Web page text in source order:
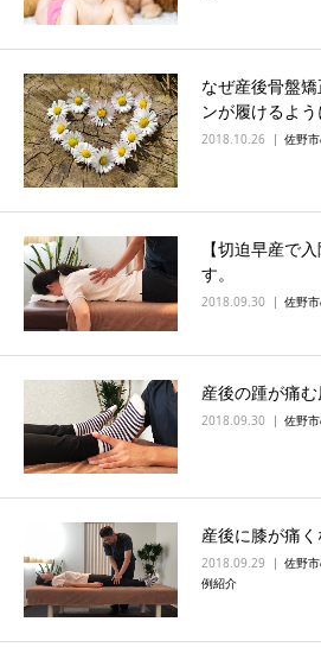
なぜ産後骨盤
ンが履けるよ
2018.10.26 佐野
【切迫早産で
す。
2018.09.30 佐野
産後の踵が痛
2018.09.30 佐野
産後に膝が痛
2018.09.29 佐野
例紹介